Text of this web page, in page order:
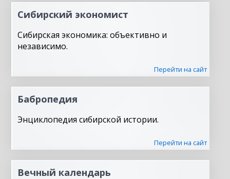
Сибирский экономист
Сибирская экономика: объективно и
независимо.
Перейти на сайт
Бабропедия
Энциклопедия сибирской истории.
Перейти на сайт
Вечный календарь